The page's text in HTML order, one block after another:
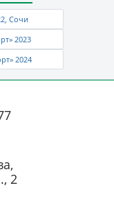
Сочи
2023
2024
2